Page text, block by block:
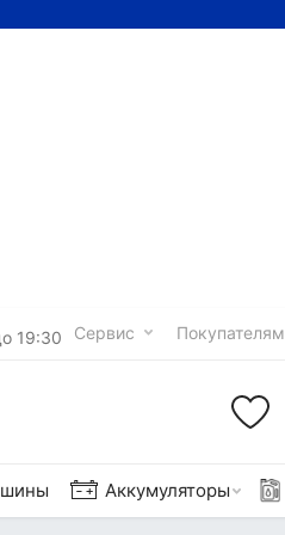
19:30 Сервис Покупателям
шины Аккумуляторы